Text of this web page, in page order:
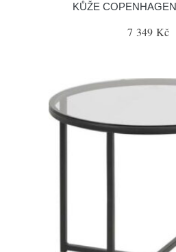
KŮŽE
7 349 Kč